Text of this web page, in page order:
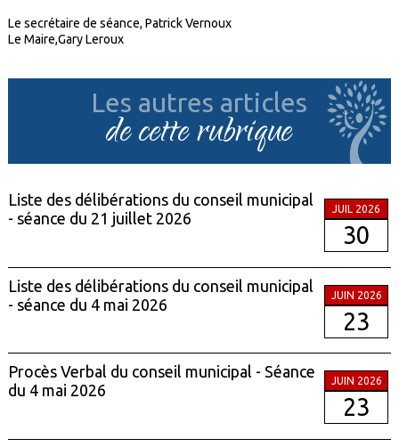
Le secrétaire de séance, Patrick Vernoux
Le Maire,Gary Leroux
Les autres articles
de cette rubrique
Liste des délibérations du conseil municipal
- séance du 21 juillet 2026
JUIL 2026
30
Liste des délibérations du conseil municipal
- séance du 4 mai 2026
JUIN 2026
23
Procès Verbal du conseil municipal - Séance
du 4 mai 2026
JUIN 2026
23